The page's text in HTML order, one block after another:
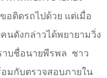
อติดรถไปด้วย แต่เมื่อ
นดังกล่าวได้พยายามวิ่ง
าบชื่อนายพีรพล ชาว
มกับตรวจสอบภายใน